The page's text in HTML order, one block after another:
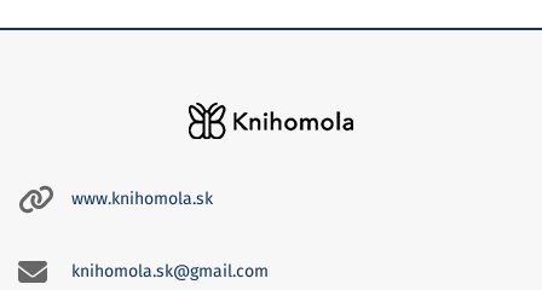
www.knihomola.sk
knihomola.sk@gmail.com